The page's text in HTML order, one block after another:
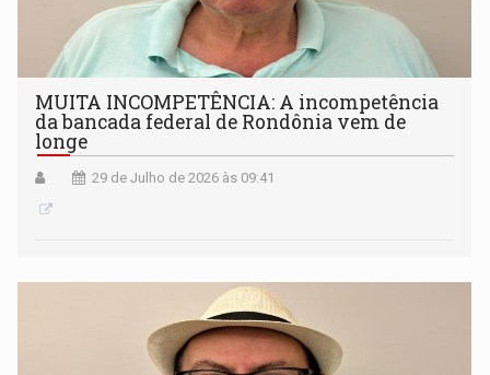
MUITA INCOMPETÊNCIA: A incompetência
da bancada federal de Rondônia vem de
longe
29 de Julho de 2026 às 09:41